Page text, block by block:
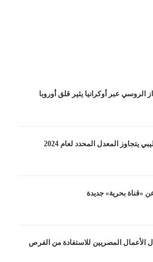
الروسي عبر أوكرانيا يثير قلق أوروبا
يتجاوز المعدل المحدد لعام 2024
بحرية» جديدة
الأعمال المصريين للاستفادة من الفرص